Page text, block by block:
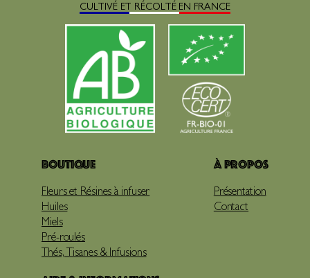
CULTIVÉ ET RÉCOLTÉ EN FRANCE
Boutique
Fleurs et Résines à infuser
Huiles
Miels
Pré-roulés
Thés, Tisanes & Infusions
À propos
Présentation
Contact